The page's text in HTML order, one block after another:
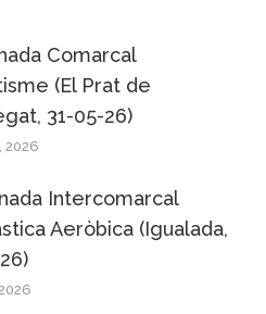
Comarcal
(El Prat de
31-05-26)
2026
Intercomarcal
Aeròbica (Igualada,